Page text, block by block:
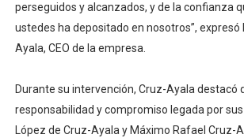
perseguidos y alcanzados, y de la confianza
ustedes ha depositado en nosotros”, expresó
Ayala, CEO de la empresa.
Durante su intervención, Cruz-Ayala destacó
responsabilidad y compromiso legada por
López de Cruz-Ayala y Máximo Rafael Cruz-